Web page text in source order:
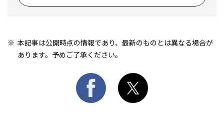
本記事は公開時点の情報であり、最新のものとは異なる場合が
あります。予めご了承ください。